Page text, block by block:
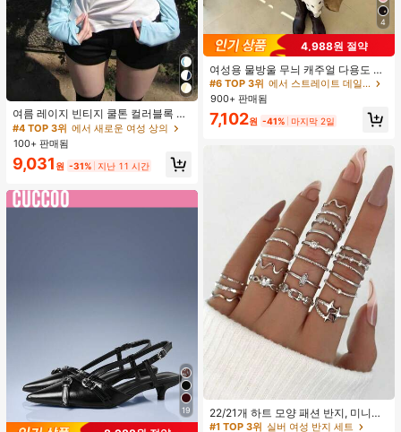
여름 레이지 빈티지 쿨톤 컬러블록 얇
은 시어 긴팔 슬림핏 플래터링 탑
#4 TOP 3위 에서 새로운 여성 상의
100+ 판매됨
9,031 원 -31% 지난 11 시간
19
4
4,988원 절약
여성용 물방울 무늬 캐주얼 다용도 데
이트 & 외출 A라인 스커트 봄
#6 TOP 3위
에서 스트레이트 데일리 스커트
900+ 판매됨
7,102원 -41% 마지막 2일
22/21개 하트 모양 패션 반지, 미니멀
리스트 크리스탈 임베디드 보헤미안
#1 TOP 3위
실버 여성 반지 세트
거의 매진!
#1 TOP 3위 실버 여성 반지 세트
#1 TOP 3위 실버 여성 반지 세트